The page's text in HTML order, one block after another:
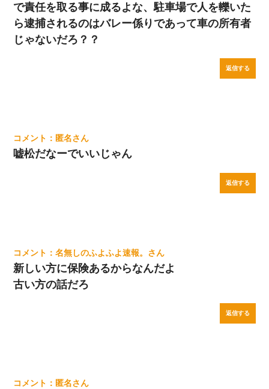
で責任を取る事に成るよな、駐車場で人を轢いた
ら逮捕されるのはバレー係りであって車の所有者
じゃないだろ？？
返信する
匿名
嘘松だなーでいいじゃん
返信する
名無しのふよふよ速報。
新しい方に保険あるからなんだよ
古い方の話だろ
返信する
匿名